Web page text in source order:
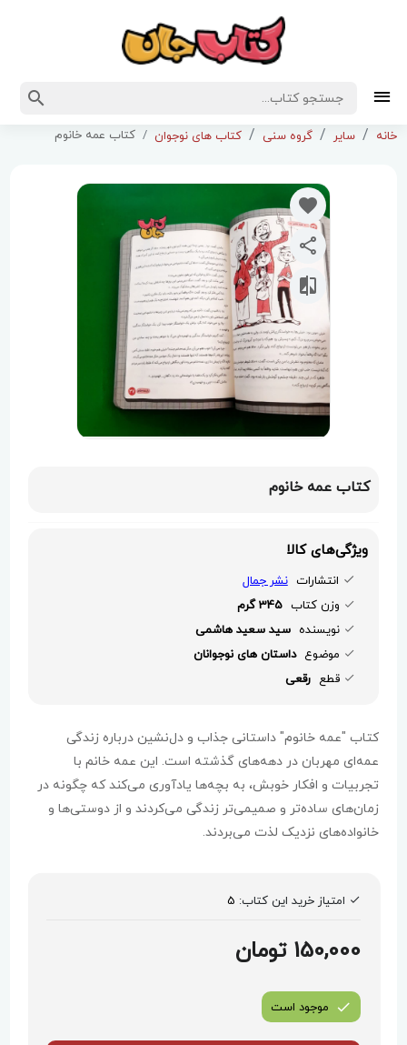
خانه سایر گروه سنی کتاب های نوجوان کتاب عمه خانوم
کتاب عمه خانوم
ویژگی‌های کالا
انتشارات نشر جمال
وزن کتاب 345 گرم
نویسنده سید سعید هاشمی
موضوع داستان های نوجوانان
قطع رقعی
کتاب "عمه خانوم" داستانی جذاب و دل‌نشین درباره زندگی
عمه‌ای مهربان در دهه‌های گذشته است. این عمه خانم با
تجربیات و افکار خوبش، به بچه‌ها یادآوری می‌کند که چگونه در
زمان‌های ساده‌تر و صمیمی‌تر زندگی می‌کردند و از دوستی‌ها و
خانواده‌های نزدیک لذت می‌بردند.
امتیاز خرید این کتاب: 5
150,000 تومان
موجود است